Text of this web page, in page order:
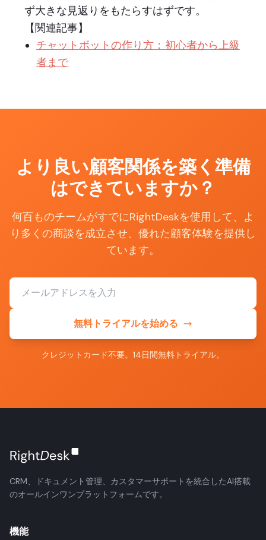
ず大きな見返りをもたらすはずです。
【関連記事】
チャットボットの作り方：初心者から上級
者まで
より良い顧客関係を築く準備
はできていますか？
何百ものチームがすでにRightDeskを使用して、よ
り多くの商談を成立させ、優れた顧客体験を提供し
ています。
無料トライアルを始める
クレジットカード不要。14日間無料トライアル。
CRM、ドキュメント管理、カスタマーサポートを統合したAI搭載
のオールインワンプラットフォームです。
機能